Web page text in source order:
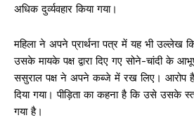
अधिक दुर्व्यवहार किया गया।
महिला ने अपने प्रार्थना पत्र में यह भी उल्लेख
उसके मायके पक्ष द्वारा दिए गए सोने-चांदी के
ससुराल पक्ष ने अपने कब्जे में रख लिए। आरोप
दिया गया। पीड़िता का कहना है कि उसे उसके
गया है।